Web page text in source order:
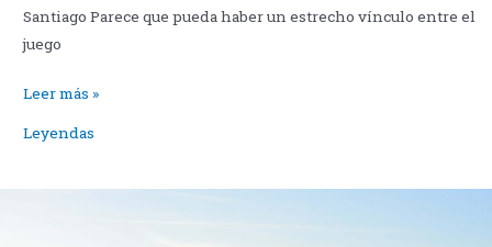
Santiago Parece que pueda haber un estrecho vínculo entre el
juego
El
Leer más »
Leyendas